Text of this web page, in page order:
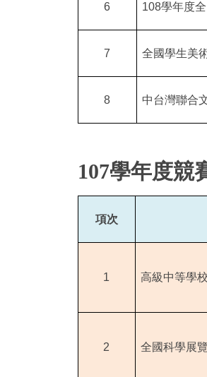
6 108學年度
7 全國學生美
8 中台灣聯合
107學年度競
項次
1 高級中等學
2 全國科學展